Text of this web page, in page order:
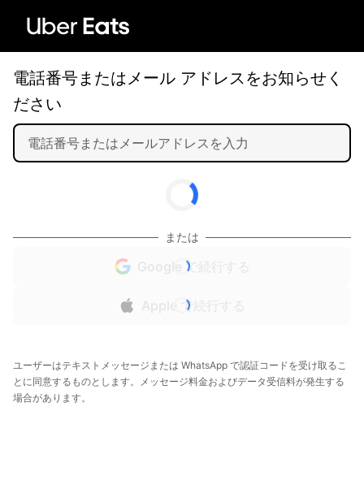
電話番号またはメール アドレスをお知らせく
ださい
または
Google で続行する
Apple で続行する
ユーザーはテキストメッセージまたは WhatsApp で認証コードを受け取るこ
とに同意するものとします。メッセージ料金およびデータ受信料が発生する
場合があります。